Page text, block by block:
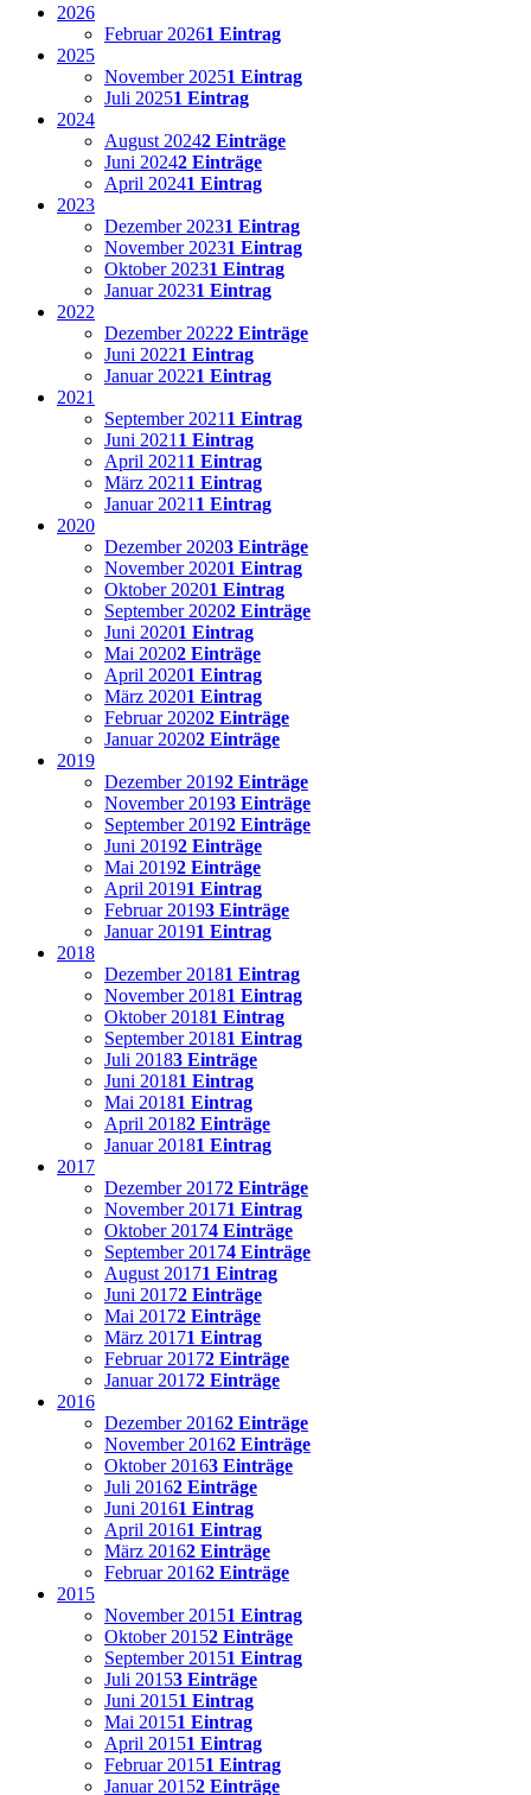
2026
Februar 20261 Eintrag
2025
November 20251 Eintrag
Juli 20251 Eintrag
2024
August 20242 Einträge
Juni 20242 Einträge
April 20241 Eintrag
2023
Dezember 20231 Eintrag
November 20231 Eintrag
Oktober 20231 Eintrag
Januar 20231 Eintrag
2022
Dezember 20222 Einträge
Juni 20221 Eintrag
Januar 20221 Eintrag
2021
September 2021 1 Eintrag
Juni 2021 1 Eintrag
April 2021 1 Eintrag
März 2021 1 Eintrag
Januar 2021 1 Eintrag
2020
Dezember 20203 Einträge
November 20201 Eintrag
Oktober 20201 Eintrag
September 20202 Einträge
Juni 20201 Eintrag
Mai 20202 Einträge
April 20201 Eintrag
März 20201 Eintrag
Februar 20202 Einträge
Januar 20202 Einträge
2019
Dezember 20192 Einträge
November 20193 Einträge
September 20192 Einträge
Juni 20192 Einträge
Mai 20192 Einträge
April 20191 Eintrag
Februar 20193 Einträge
Januar 20191 Eintrag
2018
Dezember 20181 Eintrag
November 20181 Eintrag
Oktober 20181 Eintrag
September 20181 Eintrag
Juli 20183 Einträge
Juni 20181 Eintrag
Mai 20181 Eintrag
April 20182 Einträge
Januar 20181 Eintrag
2017
Dezember 20172 Einträge
November 20171 Eintrag
Oktober 20174 Einträge
September 20174 Einträge
August 20171 Eintrag
Juni 20172 Einträge
Mai 20172 Einträge
März 20171 Eintrag
Februar 20172 Einträge
Januar 20172 Einträge
2016
Dezember 20162 Einträge
November 20162 Einträge
Oktober 20163 Einträge
Juli 20162 Einträge
Juni 20161 Eintrag
April 20161 Eintrag
März 20162 Einträge
Februar 20162 Einträge
2015
November 20151 Eintrag
Oktober 20152 Einträge
September 20151 Eintrag
Juli 20153 Einträge
Juni 20151 Eintrag
Mai 20151 Eintrag
April 20151 Eintrag
Februar 20151 Eintrag
Januar 20152 Einträge